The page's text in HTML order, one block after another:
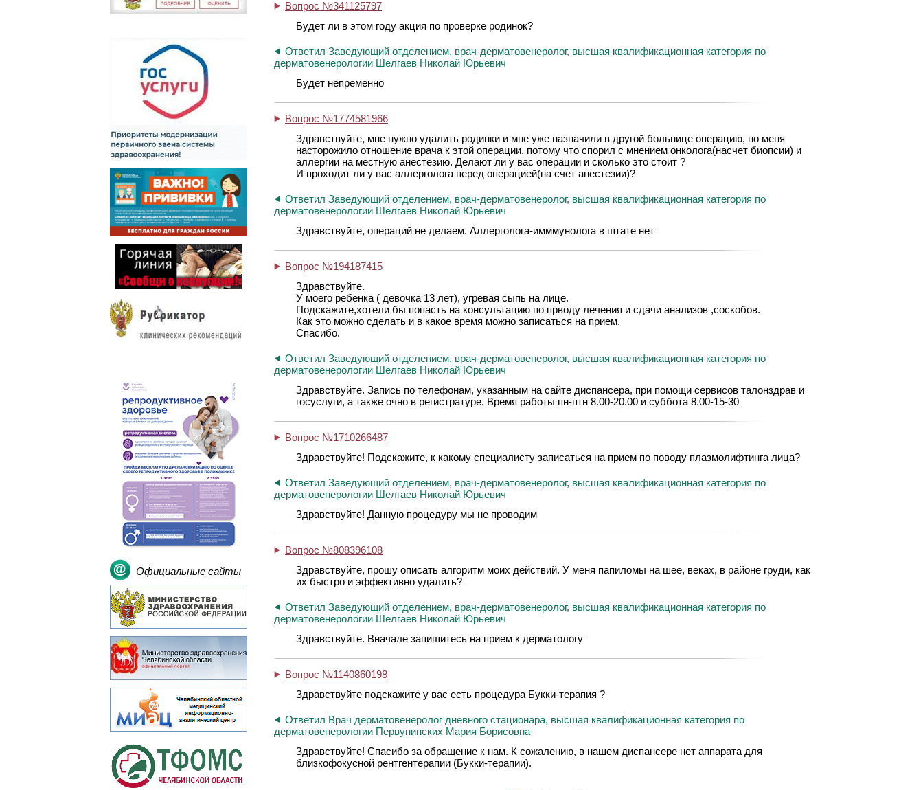
Вопрос №341125797
Будет ли в этом году акция по проверке родинок?
Ответил Заведующий отделением, врач-дерматовенеролог, высшая квалификационная категория по
дерматовенерологии Шелгаев Николай Юрьевич
Будет непременно
Вопрос №1774581966
Здравствуйте, мне нужно удалить родинки и мне уже назначили в другой больнице операцию, но меня
насторожило отношение врача к этой операции, потому что спорил с мнением онколога(насчет биопсии) и
аллергии на местную анестезию. Делают ли у вас операции и сколько это стоит ?
И проходит ли у вас аллерголога перед операцией(на счет анестезии)?
Ответил Заведующий отделением, врач-дерматовенеролог, высшая квалификационная категория по
дерматовенерологии Шелгаев Николай Юрьевич
Здравствуйте, операций не делаем. Аллерголога-имммунолога в штате нет
Вопрос №194187415
Здравствуйте.
У моего ребенка ( девочка 13 лет), угревая сыпь на лице.
Подскажите,хотели бы попасть на консультацию по прводу лечения и сдачи анализов ,соскобов.
Как это можно сделать и в какое время можно записаться на прием.
Спасибо.
Ответил Заведующий отделением, врач-дерматовенеролог, высшая квалификационная категория по
дерматовенерологии Шелгаев Николай Юрьевич
Здравствуйте. Запись по телефонам, указанным на сайте диспансера, при помощи сервисов талонздрав и
госуслуги, а также очно в регистратуре. Время работы пн-птн 8.00-20.00 и суббота 8.00-15-30
Вопрос №1710266487
Здравствуйте! Подскажите, к какому специалисту записаться на прием по поводу плазмолифтинга лица?
Ответил Заведующий отделением, врач-дерматовенеролог, высшая квалификационная категория по
дерматовенерологии Шелгаев Николай Юрьевич
Здравствуйте! Данную процедуру мы не проводим
Вопрос №808396108
Здравствуйте, прошу описать алгоритм моих действий. У меня папиломы на шее, веках, в районе груди, как
их быстро и эффективно удалить?
Ответил Заведующий отделением, врач-дерматовенеролог, высшая квалификационная категория по
дерматовенерологии Шелгаев Николай Юрьевич
Здравствуйте. Вначале запишитесь на прием к дерматологу
Вопрос №1140860198
Здравствуйте подскажите у вас есть процедура Букки-терапия ?
Ответил Врач дерматовенеролог дневного стационара, высшая квалификационная категория по
дерматовенерологии Первунинских Мария Борисовна
Здравствуйте! Спасибо за обращение к нам. К сожалению, в нашем диспансере нет аппарата для
близкофокусной рентгентерапии (Букки-терапии).
Официальные сайты